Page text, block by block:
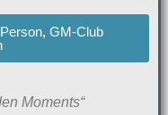
GM-Club
Moments“